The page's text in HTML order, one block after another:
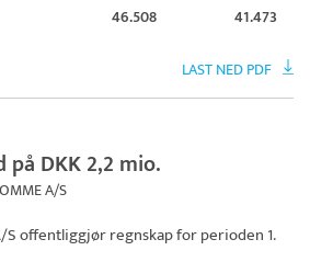
46.508 41.473
LAST NED PDF
på DKK 2,2 mio.
A/S
Soffentliggjør regnskap for perioden 1.